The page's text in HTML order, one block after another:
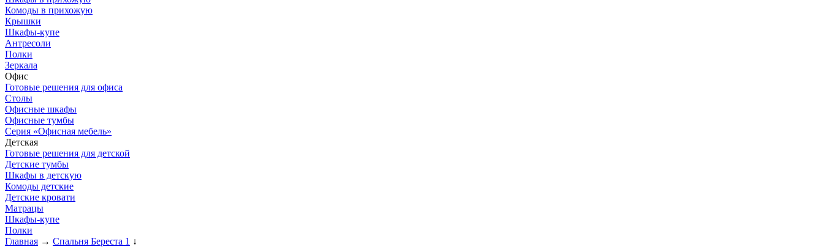
Комоды в прихожую
Крышки
Шкафы-купе
Антресоли
Полки
Зеркала
Офис
Готовые решения для офиса
Столы
Офисные шкафы
Офисные тумбы
Серия «Офисная мебель»
Детская
Готовые решения для детской
Детские тумбы
Шкафы в детскую
Комоды детские
Детские кровати
Матрацы
Шкафы-купе
Полки
Главная → Спальня Береста 1 ↓